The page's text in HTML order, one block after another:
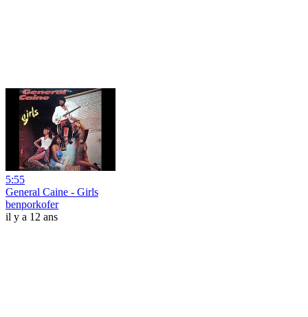
5:55
General Caine - Girls
benporkofer
il y a 12 ans